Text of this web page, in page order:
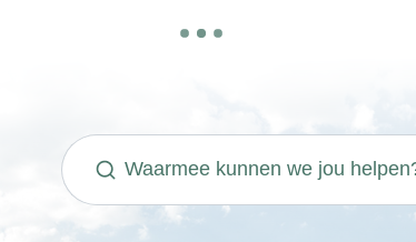
Waarmee kunnen we jou helpen?